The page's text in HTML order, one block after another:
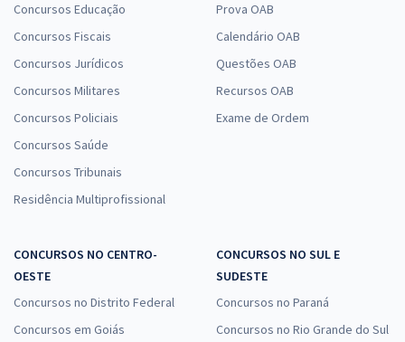
Concursos Educação
Concursos Fiscais
Concursos Jurídicos
Concursos Militares
Concursos Policiais
Concursos Saúde
Concursos Tribunais
Residência Multiprofissional
Prova OAB
Calendário OAB
Questões OAB
Recursos OAB
Exame de Ordem
CONCURSOS NO CENTRO-
OESTE
Concursos no Distrito Federal
Concursos em Goiás
CONCURSOS NO SUL E
SUDESTE
Concursos no Paraná
Concursos no Rio Grande do Sul